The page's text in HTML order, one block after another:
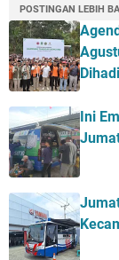
POSTINGAN LEBIH
Ini